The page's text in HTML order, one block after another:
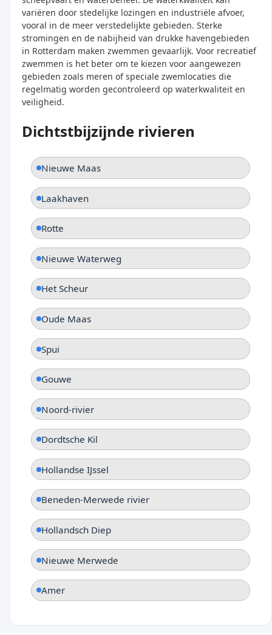
variëren door stedelijke lozingen en industriële afvoer,
vooral in de meer verstedelijkte gebieden. Sterke
stromingen en de nabijheid van drukke havengebieden
in Rotterdam maken zwemmen gevaarlijk. Voor recreatief
zwemmen is het beter om te kiezen voor aangewezen
gebieden zoals meren of speciale zwemlocaties die
regelmatig worden gecontroleerd op waterkwaliteit en
veiligheid.
Dichtstbijzijnde rivieren
Nieuwe Maas
Laakhaven
Rotte
Nieuwe Waterweg
Het Scheur
Oude Maas
Spui
Gouwe
Noord-rivier
Dordtsche Kil
Hollandse IJssel
Beneden-Merwede rivier
Hollandsch Diep
Nieuwe Merwede
Amer